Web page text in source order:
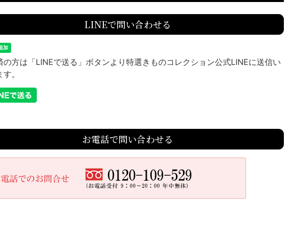
LINEで問い合わせる
の方は「LINEで送る」ボタンより特選きものコレクション公式LINEに送信い
。
お電話で問い合わせる